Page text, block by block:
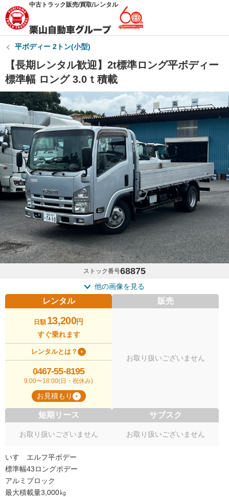
中古トラック販売/買取/レンタル
平ボディー 2トン(小型)
【長期レンタル歓迎】2t標準ロング平ボディー
標準幅 ロング 3.0ｔ積載
ストック番号68875
他の画像を見る
レンタル
日額 13,200円
すぐ乗れます
レンタルとは？
0467-55-8195
9:00〜18:00(日・祝休み)
お見積もり
販売
お取り扱いございません
短期リース
お取り扱いございません
サブスク
お取り扱いございません
いすゞエルフ平ボデー
標準幅43ロングボデー
アルミブロック
最大積載量3,000㎏